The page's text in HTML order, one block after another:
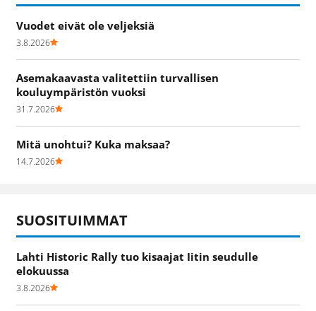
Vuodet eivät ole veljeksiä
3.8.2026
Asemakaavasta valitettiin turvallisen
kouluympäristön vuoksi
31.7.2026
Mitä unohtui? Kuka maksaa?
14.7.2026
SUOSITUIMMAT
Lahti Historic Rally tuo kisaajat Iitin seudulle
elokuussa
3.8.2026